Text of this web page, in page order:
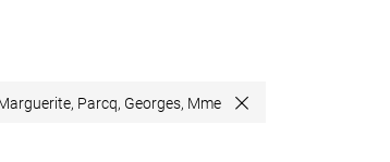
Parcq, Georges, Mme Close